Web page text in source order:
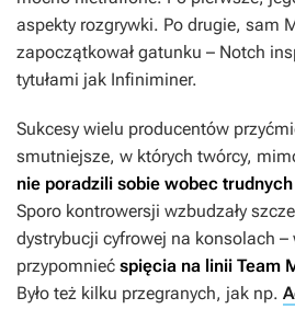
aspekty rozgrywki. Po drugie, sam
zapoczątkował gatunku – Notch
tytułami jak Infiniminer.
Sukcesy wielu producentów
smutniejsze, w których twórcy,
nie poradzili sobie wobec
Sporo kontrowersji wzbudzały
dystrybucji cyfrowej na konsolach –
przypomnieć spięcia na linii Team
Było też kilku przegranych, jak np.